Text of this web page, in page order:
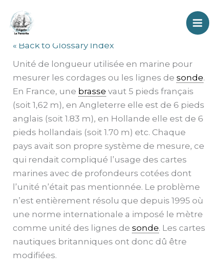
contenu
Brasse
« Back to Glossary Index
Unité de longueur utilisée en marine pour
mesurer les cordages ou les lignes desonde.
En France, une brasse vaut 5 pieds français
(soit 1,62 m), en Angleterre elle est de 6 pieds
anglais (soit 1.83 m), en Hollande elle est de 6
pieds hollandais (soit 1.70 m) etc. Chaque
pays avait son propre système de mesure, ce
qui rendait compliqué l’usage des cartes
marines avec de profondeurs cotées dont
l’unité n’était pas mentionnée. Le problème
n’est entièrement résolu que depuis 1995 où
une norme internationale a imposé le mètre
comme unité des lignes desonde. Les cartes
nautiques britanniques ont donc dû être
modifiées.